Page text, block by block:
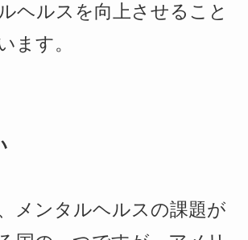
ヘルスを向上させること
ます。
メンタルヘルスの課題が